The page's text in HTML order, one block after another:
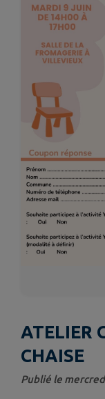
ATELIER
CHAISE
Publié le